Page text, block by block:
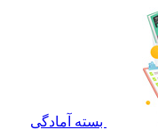
بسته آمادگی